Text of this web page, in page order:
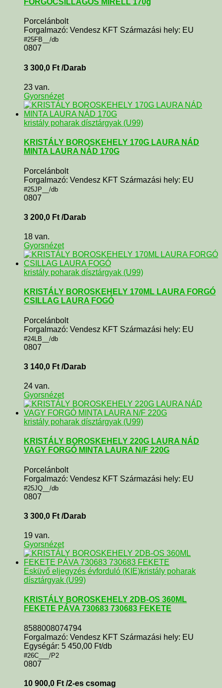
FORGÓCSILLAGOS MIRELL 170g
Porcelánbolt
Forgalmazó: Vendesz KFT Származási hely: EU
#25FB__/db
0807
3 300,0 Ft /Darab
23 van.
Gyorsnézet
kristály poharak dísztárgyak (U99)
KRISTÁLY BOROSKEHELY 170G LAURA NÁD
MINTA LAURA NÁD 170G
Porcelánbolt
Forgalmazó: Vendesz KFT Származási hely: EU
#25JP__/db
0807
3 200,0 Ft /Darab
18 van.
Gyorsnézet
kristály poharak dísztárgyak (U99)
KRISTÁLY BOROSKEHELY 170ML LAURA FORGÓ
CSILLAG LAURA FOGÓ
Porcelánbolt
Forgalmazó: Vendesz KFT Származási hely: EU
#24LB__/db
0807
3 140,0 Ft /Darab
24 van.
Gyorsnézet
kristály poharak dísztárgyak (U99)
KRISTÁLY BOROSKEHELY 220G LAURA NÁD
VAGY FORGÓ MINTA LAURA N/F 220G
Porcelánbolt
Forgalmazó: Vendesz KFT Származási hely: EU
#25JQ__/db
0807
3 300,0 Ft /Darab
19 van.
Gyorsnézet
Esküvő eljegyzés évforduló (KIE)kristály poharak
dísztárgyak (U99)
KRISTÁLY BOROSKEHELY 2DB-OS 360ML
FEKETE PÁVA 730683 730683 FEKETE
8588008074794
Forgalmazó: Vendesz KFT Származási hely: EU
Egységár: 5 450,00 Ft/db
#26C___/P2
0807
10 900,0 Ft /2-es csomag